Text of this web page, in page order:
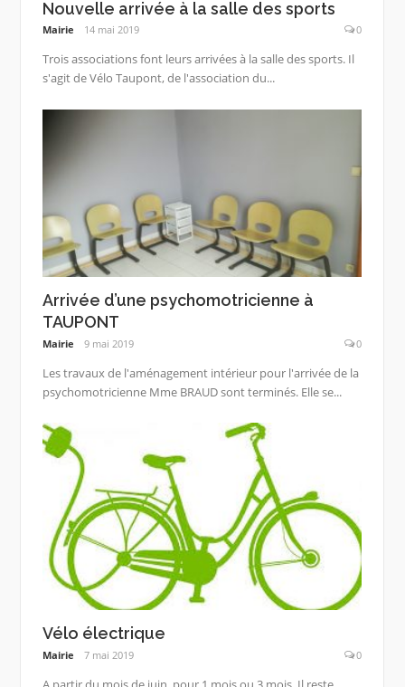
Nouvelle arrivée à la salle des sports
Mairie 14 mai 2019 0
Trois associations font leurs arrivées à la salle des sports. Il
s'agit de Vélo Taupont, de l'association du...
Arrivée d’une psychomotricienne à
TAUPONT
Mairie 9 mai 2019 0
Les travaux de l'aménagement intérieur pour l'arrivée de la
psychomotricienne Mme BRAUD sont terminés. Elle se...
Vélo électrique
Mairie 7 mai 2019 0